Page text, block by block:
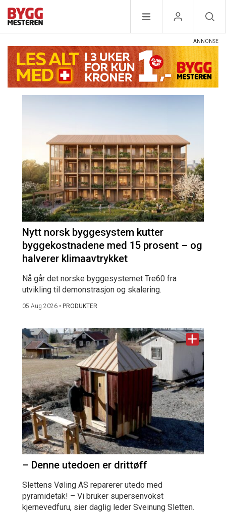
Nytt norsk byggesystem kutter
byggekostnadene med 15 prosent – og
halverer klimaavtrykket
Nå går det norske byggesystemet Tre60 fra
utvikling til demonstrasjon og skalering.
05 Aug 2026 • PRODUKTER
– Denne utedoen er drittøff
Slettens Vøling AS reparerer utedo med
pyramidetak! – Vi bruker supersenvokst
kjernevedfuru, sier daglig leder Sveinung Sletten.